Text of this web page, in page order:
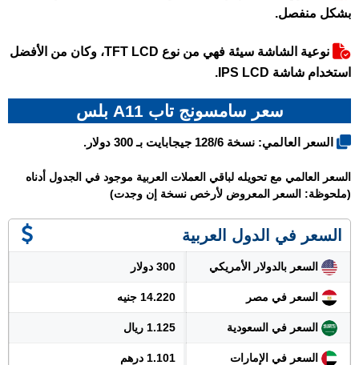
بشكل منفصل.
نوعية الشاشة سيئة فهي من نوع TFT LCD، وكان من الأفضل
استخدام شاشة IPS LCD.
سعر سامسونج تاب A11 بلس
السعر العالمي: نسخة 128/6 جيجابايت بـ 300 دولار.
السعر العالمي مع تحويله لباقي العملات العربية موجود في الجدول أدناه
(ملحوظة: السعر المعروض لأرخص نسخة إن وجدت)
السعر في الدول العربية
السعر بالدولار الأمريكي 300 دولار
السعر في مصر 14.220 جنيه
السعر في السعودية 1.125 ريال
السعر في الإمارات 1.101 درهم